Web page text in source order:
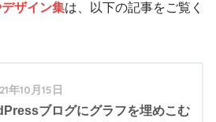
ザイン集は、以下の記事をご覧く
年10月15日
ブログにグラフを埋めこむ